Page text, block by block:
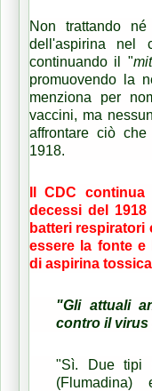
Non trattando
dell'aspirina nel
continuando il "
promuovendo la
menziona per
vaccini, ma
affrontare ciò
1918.
Il CDC
decessi del
batteri respiratori
essere la fonte e
di aspirina
"Gli attuali
contro il virus
"Sì.
Due tipi
(Flumadina)